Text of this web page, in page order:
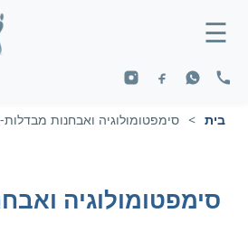
☰
בית > סימפטומולוגיה ואבחנות מבדלות-
סימפטומולוגיה